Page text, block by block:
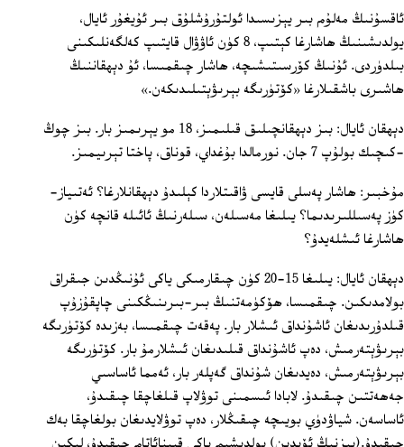
ئاقسۇنىڭ مەلۇم بىر يېزىسىدا ئولتۇرۇشلۇق بىر ئۇيغۇر ئايال،
يولدىشىنىڭ ھاشارغا كېتىپ، 8 كۈن ئاۋۋال قايتىپ كەلگەنلىكىنى
بىلدۈردى. ئۇنىڭ كۆرسىتىشىچە، ھاشار چىقمىسا، ئۇ دېھقاننىڭ
ھاشىرى باشقىلارغا «كۆتۈرىگە بېرىۋېتىلىدىكەن.»
دېھقان ئايال: بىز دېھقانچىلىق قىلىمىز، 18 مو يېرىمىز بار. بىز چوڭ
-كىچىك بولۇپ 7 جان. نورمالدا بۇغداي، قوناق، پاختا تېرىيمىز.
مۇخبىر: ھاشار پەسلى قايسى ۋاقىتلاردا كېلىدۇ دېھقانلارغا؟ ئەتىياز-
كۈز پەسىللىرىدىما؟ يىلىغا مەسىلەن، سىلەرنىڭ ئائىلە قانچە كۈن
ھاشارغا ئىشلەيدۇ؟
دېھقان ئايال: يىلىغا 15-20 كۈن چىقارمىكى ياكى ئۇنىڭدىن جىقراق
بولامدىكىن. چىقمىسا، ھۆكۈمەتنىڭ بىر-بىرىنىڭكىنى چاپقۇزۇپ
قىلدۇرىدىغان ئاشۇنداق ئىشلار بار. پەقەت چىقمىسا، بەزىدە كۆتۈرىگە
بېرىۋېتەرمىش، دەپ ئاشۇنداق قىلىدىغان ئىشلارمۇ بار. كۆتۈرىگە
بېرىۋېتەرمىش، دەيدىغان شۇنداق گەپلەر بار، ئەمما ئاساسىي
جەھەتتىن چىقىدۇ. لابادا ئىسمىنى توۋلاپ قىلغاچقا چىقىدۇ،
ئاساسەن. شياۋدۈي بويىچە چىقىڭلار، دەپ توۋلايدىغان بولغاچقا بەك